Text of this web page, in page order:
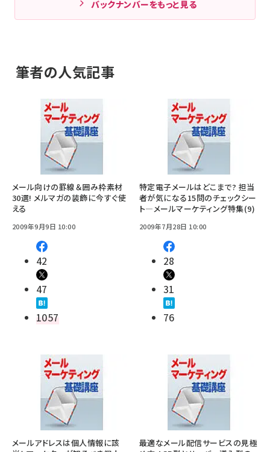
バックナンバーをもっと見る
筆者の人気記事
メール向けの罫線＆囲み枠素材
30選! メルマガの装飾に今すぐ使
える
2009年9月9日 10:00
42
47
1057
特定電子メールはどこまで? 担当
者が気になる15問のチェックシー
ト―メールマーケティング特集(9)
2009年7月28日 10:00
28
31
76
メールアドレスは個人情報に該
最適なメール配信サービスの見極